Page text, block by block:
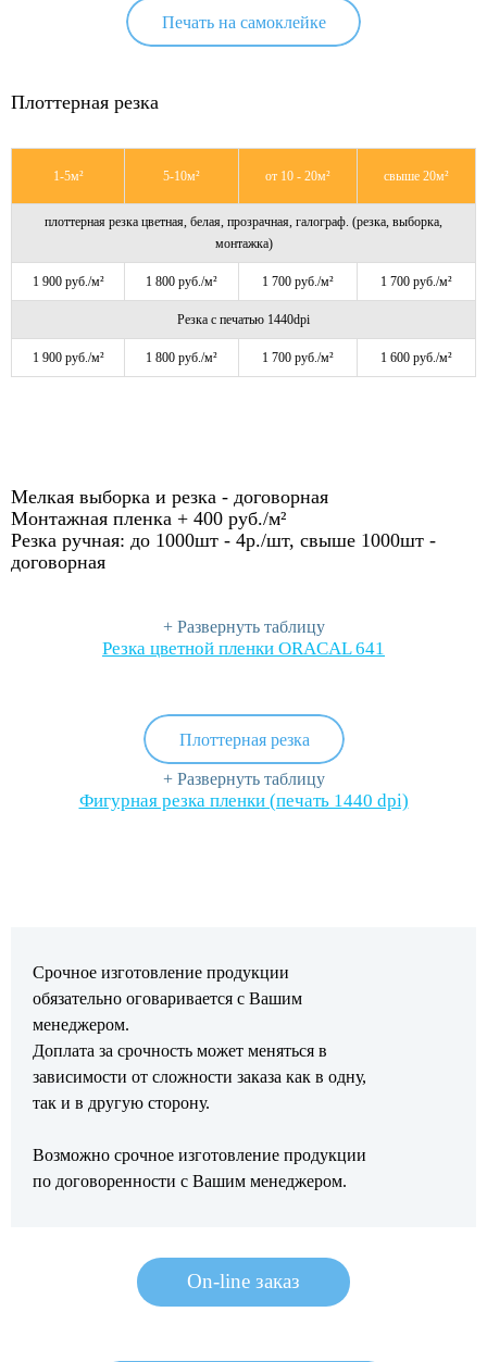
Печать на самоклейке
Плоттерная резка
1-5м² 5-10м² от 10 - 20м² свыше 20м²
плоттерная резка цветная, белая, прозрачная, галограф. (резка, выборка,
монтажка)
1 900 руб./м² 1 800 руб./м² 1 700 руб./м² 1 700 руб./м²
Резка с печатью 1440dpi
1 900 руб./м² 1 800 руб./м² 1 700 руб./м² 1 600 руб./м²
Мелкая выборка и резка - договорная
Монтажная пленка + 400 руб./м²
Резка ручная: до 1000шт - 4р./шт, свыше 1000шт -
договорная
+ Развернуть таблицу
Резка цветной пленки ORACAL 641
+ Развернуть таблицу
Фигурная резка пленки (печать 1440 dpi)
Плоттерная резка
Срочное изготовление продукции
обязательно оговаривается с Вашим
менеджером.
Доплата за срочность может меняться в
зависимости от сложности заказа как в одну,
так и в другую сторону.
Возможно срочное изготовление продукции
по договоренности с Вашим менеджером.
On-line заказ
On-line заказ
On-line заказ